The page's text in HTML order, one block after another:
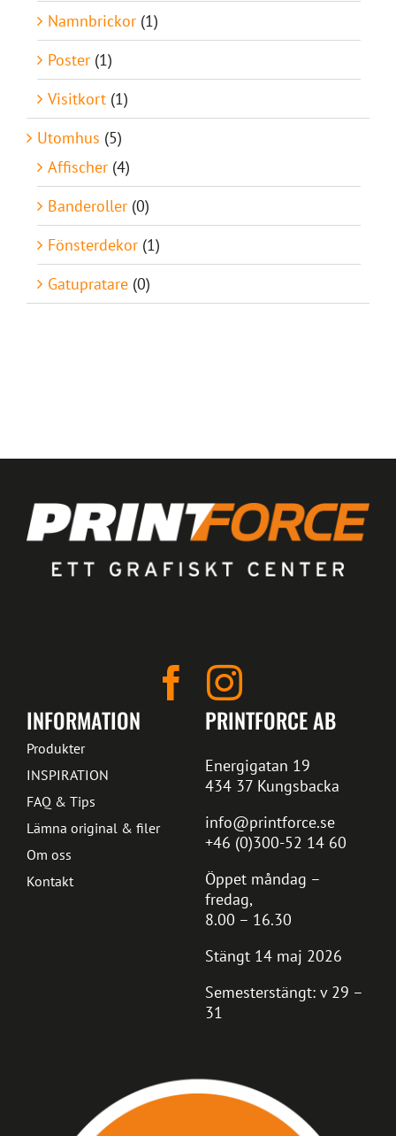
Namnbrickor (1)
Poster (1)
Visitkort (1)
Utomhus (5)
Affischer (4)
Banderoller (0)
Fönsterdekor (1)
Gatupratare (0)
PRINTFORCE AB
Energigatan 19
434 37 Kungsbacka
info@printforce.se
+46 (0)300-52 14 60
Öppet måndag –
fredag,
8.00 – 16.30
Stängt 14 maj 2026
Semesterstängt: v 29 –
31
INFORMATION
Produkter
INSPIRATION
FAQ & Tips
Lämna original & filer
Om oss
Kontakt